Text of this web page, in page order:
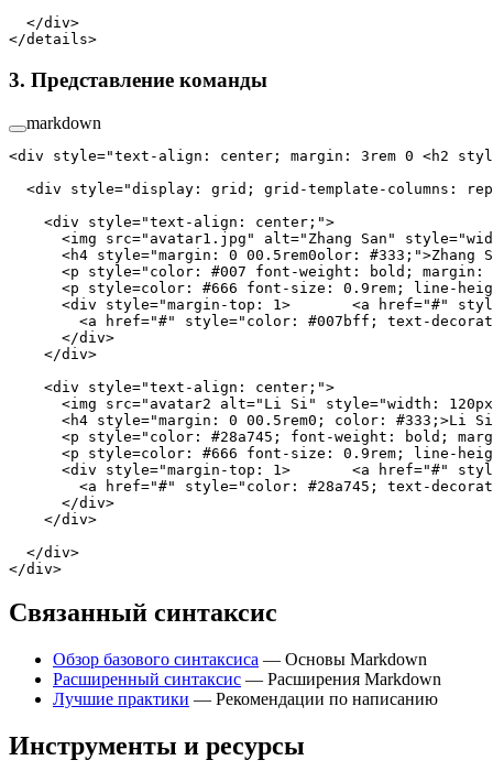
  </
div>
</details>
3. Представление команды
markdown
<div style="text-align: center; margin: 3rem 0 <h2
  <
div style="display: grid; grid-template-columns:
    <div style="text-align: center;">
<img src="avatar1.jpg" alt="Zhang San"
<h4 style="margin: 0 00.5rem0olor: #333;">Zhang
<p style="color: #007 font-weight: bold;
<p style=color: #666 font-size: 0.9rem; line-
<div style="margin-top: 1>       <a href="#"
<a href="#" style="color: #007bff; text-
      </div>
    </div>
    <div style="text-align: center;">
<img src="avatar2 alt="Li Si" style="width:
<h4 style="margin: 0 00.5rem0; color: #333;>Li
<p style="color: #28a745; font-weight: bold;
<p style=color: #666 font-size: 0.9rem; line-
<div style="margin-top: 1>       <a href="#"
<a href="#" style="color: #28a745; text-
      </div>
    </div>
  </
div>
</div>
Связанный синтаксис
Обзор базового синтаксиса — Основы Markdown
Расширенный синтаксис — Расширения Markdown
Лучшие практики — Рекомендации по написанию
Инструменты и ресурсы